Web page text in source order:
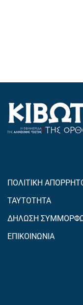
ΠΟΛΙΤΙΚΗ
ΤΑΥΤΟΤΗΤΑ
ΔΗΛΩΣΗ
ΕΠΙΚΟΙΝΩΝΙΑ